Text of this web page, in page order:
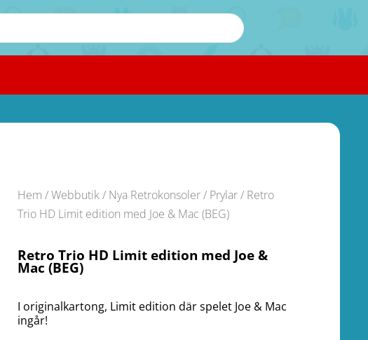
Hem /Webbutik/ Nya Retrokonsoler / Prylar/ Retro
Trio HD Limit edition med Joe & Mac (BEG)
Retro Trio HD Limit edition med Joe &
Mac (BEG)
I originalkartong, Limit edition där spelet Joe & Mac
ingår!